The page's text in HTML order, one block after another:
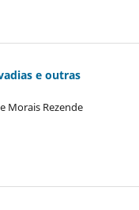
e outras
Morais Rezende